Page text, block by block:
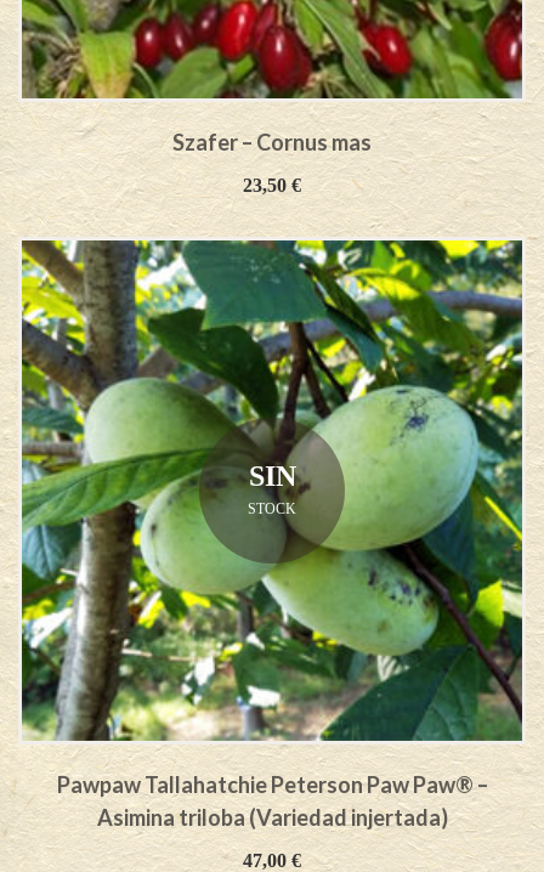
Szafer – Cornus mas
23,50 €
SIN
STOCK
Pawpaw Tallahatchie Peterson Paw Paw® –
Asimina triloba (Variedad injertada)
47,00 €